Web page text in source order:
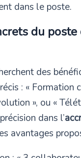
dans le poste.
du poste
des
: « Formation
», ou «
dans l’
avantages